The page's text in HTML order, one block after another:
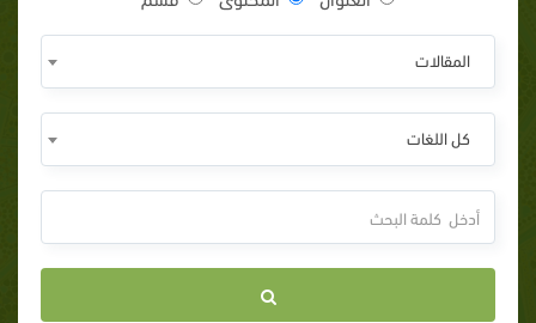
المقالات
كل اللغات